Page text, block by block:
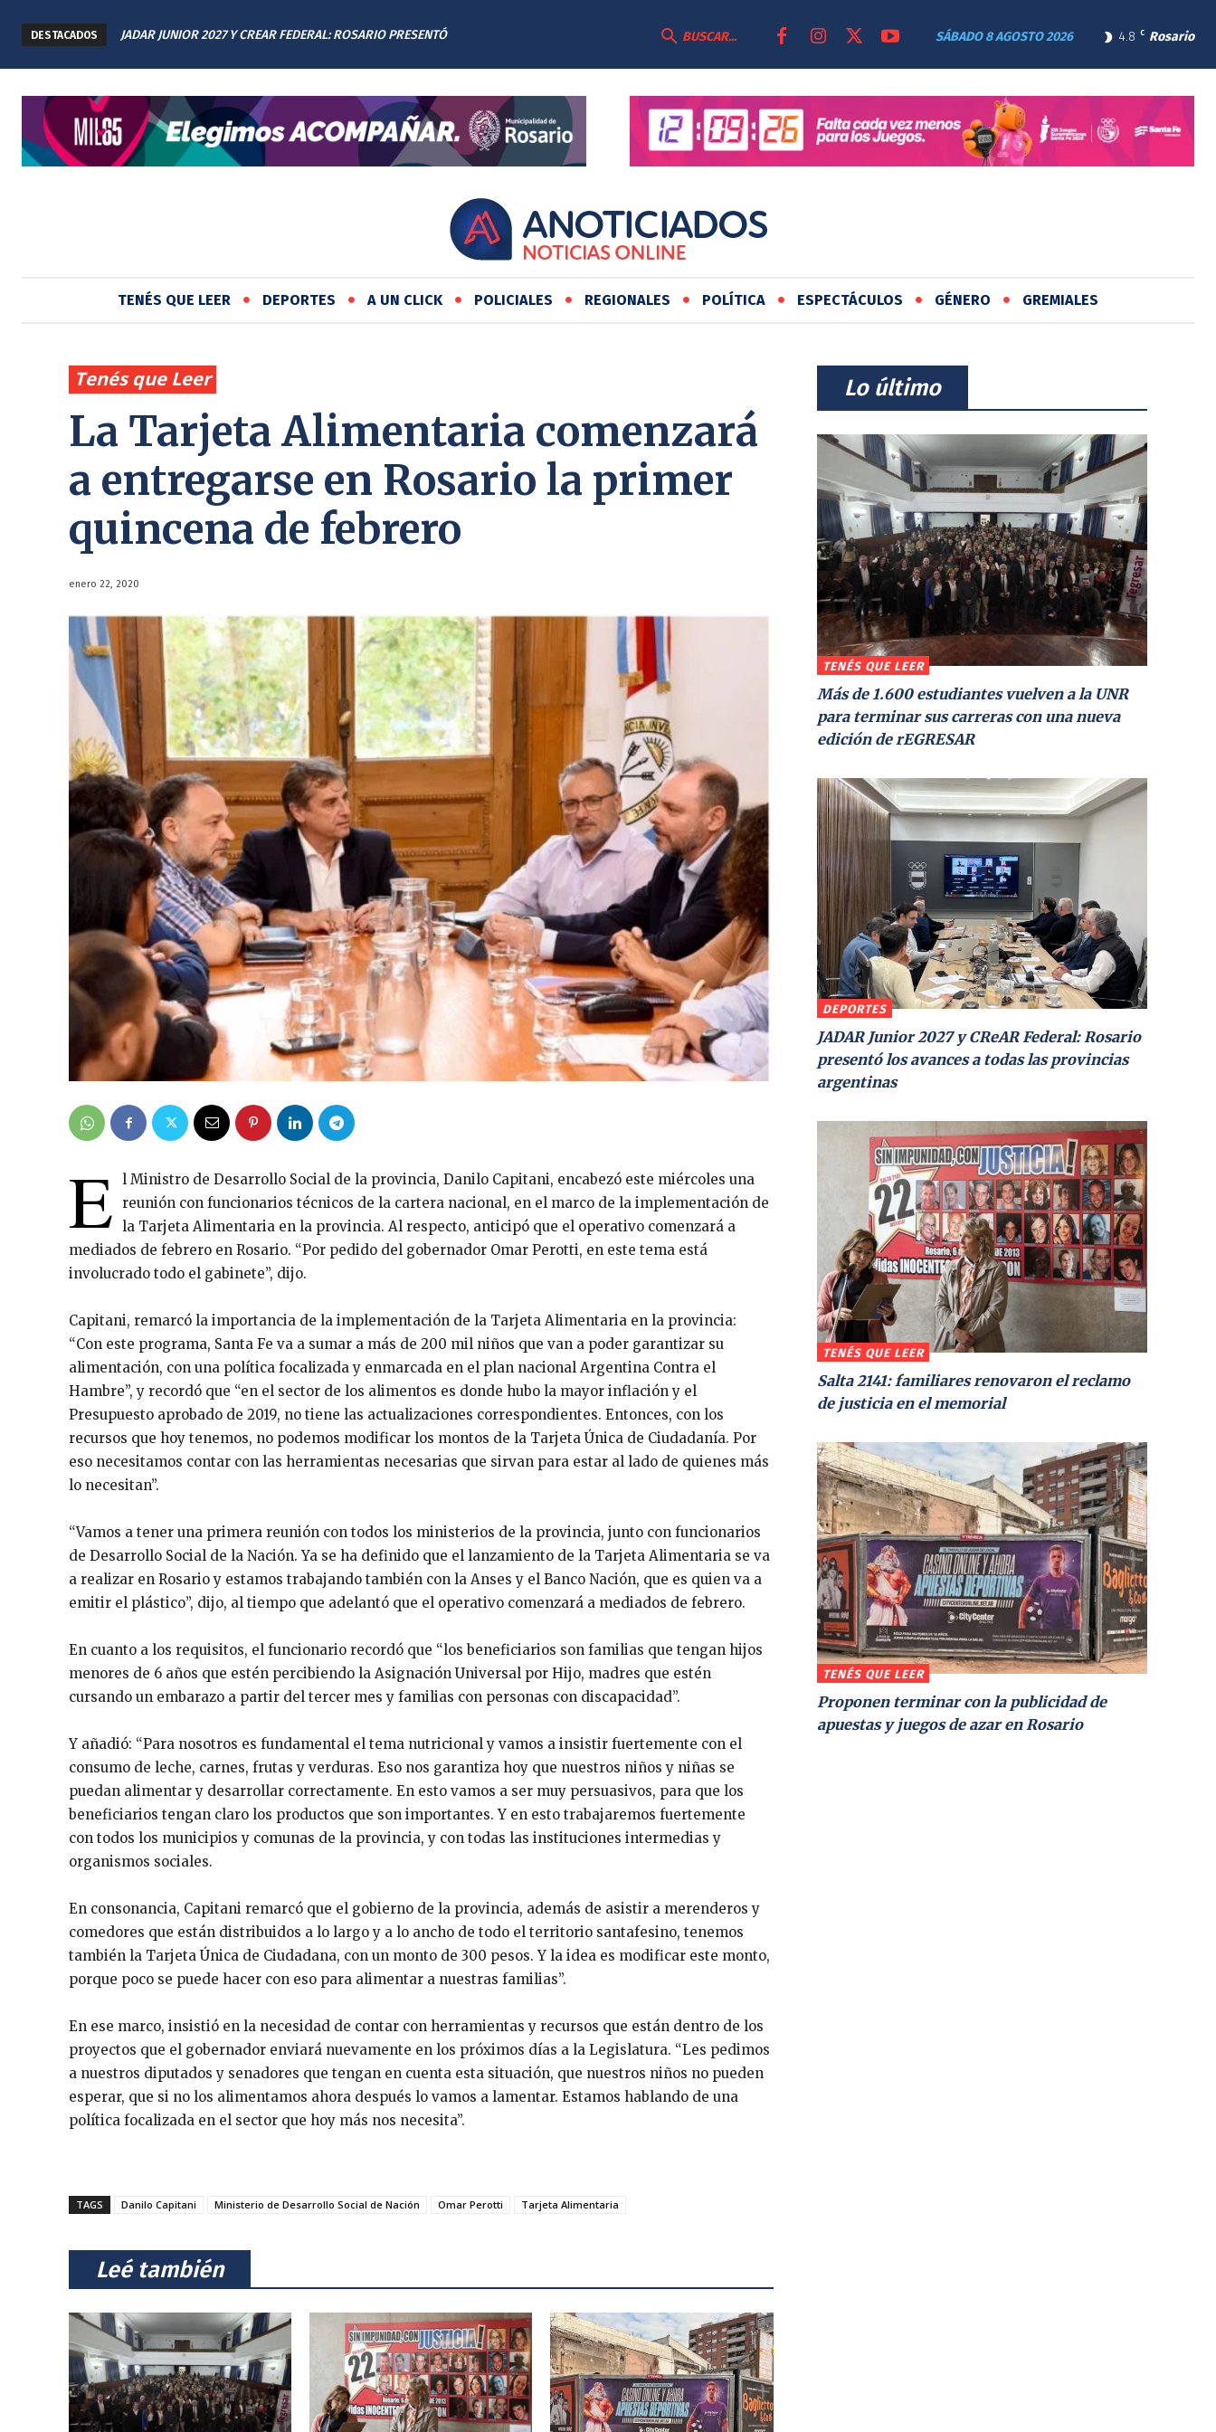
DESTACADOS
JADAR JUNIOR 2027 Y CREAR FEDERAL: ROSARIO PRESENTÓ
SALTA 2141: FAMILIARES RENOVARON EL RECLAMO DE
4.8 C Rosario
SÁBADO 8 AGOSTO 2026
BUSCAR...
TENÉS QUE LEER DEPORTES A UN CLICK POLICIALES REGIONALES POLÍTICA ESPECTÁCULOS GÉNERO GREMIALES
Tenés que Leer
La Tarjeta Alimentaria comenzará
a entregarse en Rosario la primer
quincena de febrero
enero 22, 2020
E l Ministro de Desarrollo Social de la provincia, Danilo Capitani, encabezó este miércoles una
reunión con funcionarios técnicos de la cartera nacional, en el marco de la implementación de
la Tarjeta Alimentaria en la provincia. Al respecto, anticipó que el operativo comenzará a
mediados de febrero en Rosario. “Por pedido del gobernador Omar Perotti, en este tema está
involucrado todo el gabinete”, dijo.
Capitani, remarcó la importancia de la implementación de la Tarjeta Alimentaria en la provincia:
“Con este programa, Santa Fe va a sumar a más de 200 mil niños que van a poder garantizar su
alimentación, con una política focalizada y enmarcada en el plan nacional Argentina Contra el
Hambre”, y recordó que “en el sector de los alimentos es donde hubo la mayor inflación y el
Presupuesto aprobado de 2019, no tiene las actualizaciones correspondientes. Entonces, con los
recursos que hoy tenemos, no podemos modificar los montos de la Tarjeta Única de Ciudadanía. Por
eso necesitamos contar con las herramientas necesarias que sirvan para estar al lado de quienes más
lo necesitan”.
“Vamos a tener una primera reunión con todos los ministerios de la provincia, junto con funcionarios
de Desarrollo Social de la Nación. Ya se ha definido que el lanzamiento de la Tarjeta Alimentaria se va
a realizar en Rosario y estamos trabajando también con la Anses y el Banco Nación, que es quien va a
emitir el plástico”, dijo, al tiempo que adelantó que el operativo comenzará a mediados de febrero.
En cuanto a los requisitos, el funcionario recordó que “los beneficiarios son familias que tengan hijos
menores de 6 años que estén percibiendo la Asignación Universal por Hijo, madres que estén
cursando un embarazo a partir del tercer mes y familias con personas con discapacidad”.
Y añadió: “Para nosotros es fundamental el tema nutricional y vamos a insistir fuertemente con el
consumo de leche, carnes, frutas y verduras. Eso nos garantiza hoy que nuestros niños y niñas se
puedan alimentar y desarrollar correctamente. En esto vamos a ser muy persuasivos, para que los
beneficiarios tengan claro los productos que son importantes. Y en esto trabajaremos fuertemente
con todos los municipios y comunas de la provincia, y con todas las instituciones intermedias y
organismos sociales.
En consonancia, Capitani remarcó que el gobierno de la provincia, además de asistir a merenderos y
comedores que están distribuidos a lo largo y a lo ancho de todo el territorio santafesino, tenemos
también la Tarjeta Única de Ciudadana, con un monto de 300 pesos. Y la idea es modificar este monto,
porque poco se puede hacer con eso para alimentar a nuestras familias”.
En ese marco, insistió en la necesidad de contar con herramientas y recursos que están dentro de los
proyectos que el gobernador enviará nuevamente en los próximos días a la Legislatura. “Les pedimos
a nuestros diputados y senadores que tengan en cuenta esta situación, que nuestros niños no pueden
esperar, que si no los alimentamos ahora después lo vamos a lamentar. Estamos hablando de una
política focalizada en el sector que hoy más nos necesita”.
TAGS Danilo Capitani Ministerio de Desarrollo Social de Nación Omar Perotti Tarjeta Alimentaria
⠀Leé también⠀
⠀Lo último⠀
TENÉS QUE LEER
Más de 1.600 estudiantes vuelven a la UNR
para terminar sus carreras con una nueva
edición de rEGRESAR
DEPORTES
JADAR Junior 2027 y CReAR Federal: Rosario
presentó los avances a todas las provincias
argentinas
TENÉS QUE LEER
Salta 2141: familiares renovaron el reclamo
de justicia en el memorial
TENÉS QUE LEER
Proponen terminar con la publicidad de
apuestas y juegos de azar en Rosario